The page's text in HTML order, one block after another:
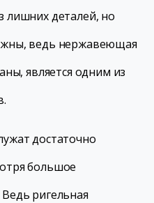
лишних деталей, но
ведь нержавеющая
является одним из
достаточно
большое
ригельная